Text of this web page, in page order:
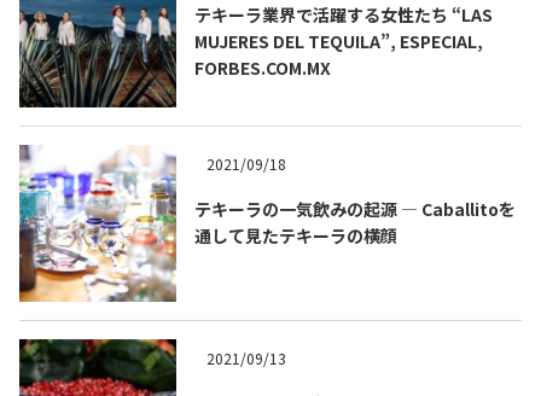
テキーラ業界で活躍する女性たち “LAS
MUJERES DEL TEQUILA”, ESPECIAL,
FORBES.COM.MX
2021/09/18
テキーラの一気飲みの起源 ― Caballitoを
通して見たテキーラの横顔
2021/09/13